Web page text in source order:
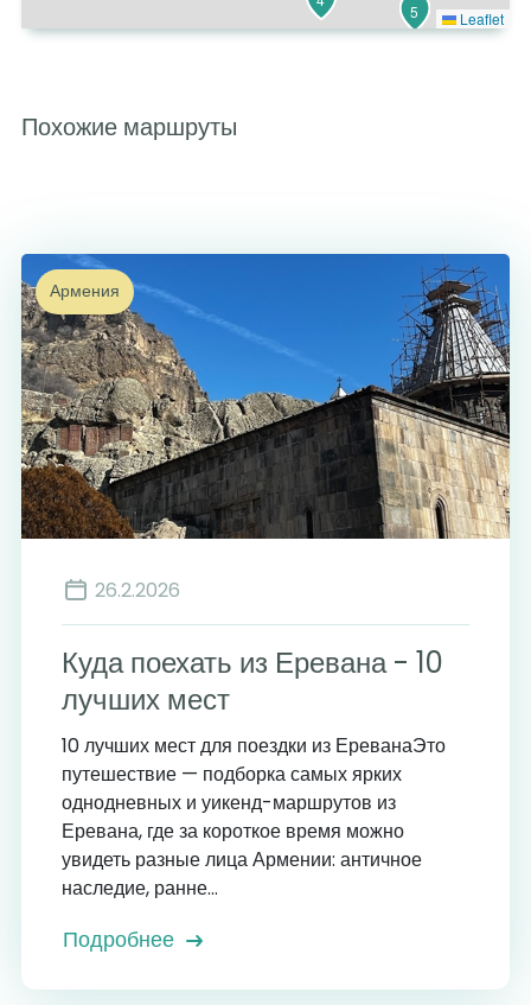
5 Leaflet
Похожие маршруты
Армения
26.2.2026
Куда поехать из Еревана - 10
лучших мест
10 лучших мест для поездки из ЕреванаЭто
путешествие — подборка самых ярких
однодневных и уикенд-маршрутов из
Еревана, где за короткое время можно
увидеть разные лица Армении: античное
наследие, ранне...
Подробнее